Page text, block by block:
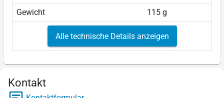
Gewicht
115 g
Alle technische Details anzeigen
Kontakt